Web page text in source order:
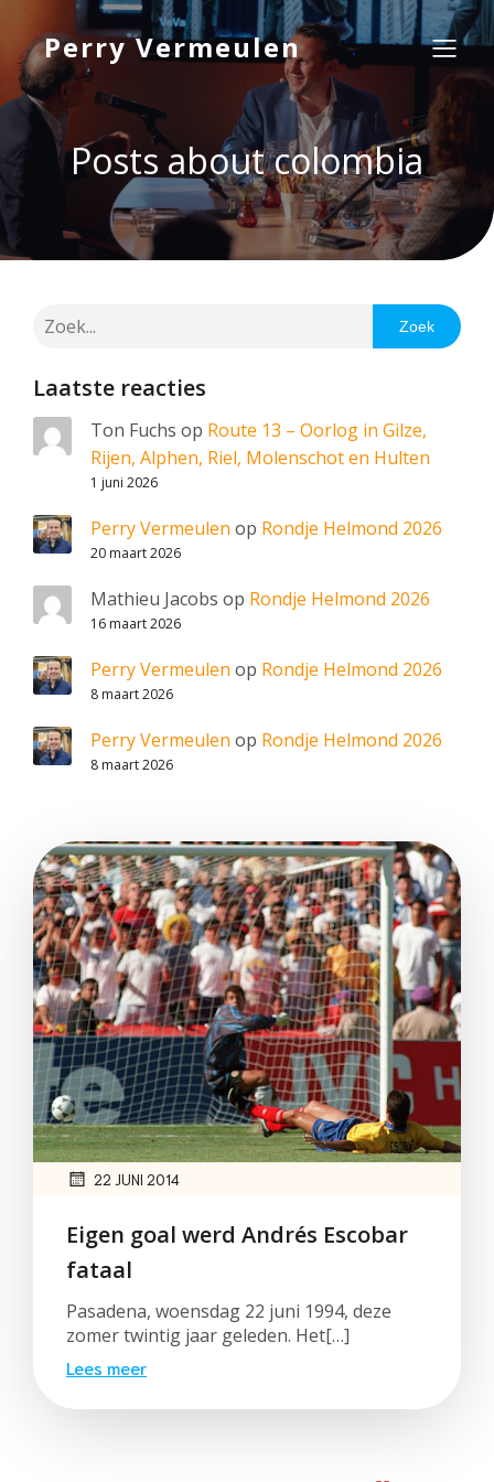
Perry Vermeulen
Posts about colombia
Zoek
Laatste reacties
Ton Fuchs op Route 13 – Oorlog in Gilze,
Rijen, Alphen, Riel, Molenschot en Hulten
1 juni 2026
Perry Vermeulen op Rondje Helmond 2026
20 maart 2026
Mathieu Jacobs op Rondje Helmond 2026
16 maart 2026
Perry Vermeulen op Rondje Helmond 2026
8 maart 2026
Perry Vermeulen op Rondje Helmond 2026
8 maart 2026
22 JUNI 2014
Eigen goal werd Andrés Escobar
fataal
Pasadena, woensdag 22 juni 1994, deze
zomer twintig jaar geleden. Het[…]
Lees meer